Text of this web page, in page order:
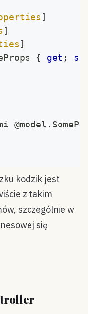
]
]
]
{ get ;
@model .
kodzik jest
z takim
szczególnie w
się